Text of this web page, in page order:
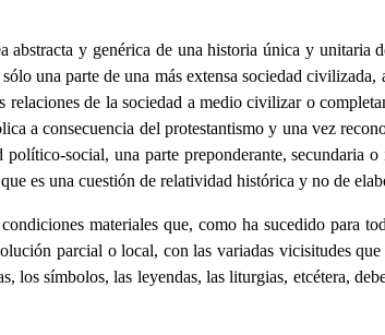
abstracta y genérica de una historia única y
una parte de una más extensa sociedad
de la sociedad a medio civilizar o
a consecuencia del protestantismo y una vez
social, una parte preponderante, secundaria
es una cuestión de relatividad histórica y no de
materiales que, como ha sucedido para
parcial o local, con las variadas vicisitudes
los símbolos, las leyendas, las liturgias, etcétera,